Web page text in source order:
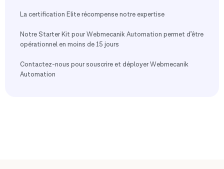
La certification Elite récompense notre expertise
Notre Starter Kit pour Webmecanik Automation permet d’être
opérationnel en moins de 15 jours
Contactez-nous pour souscrire et déployer Webmecanik
Automation